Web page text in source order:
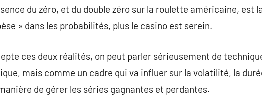
du zéro, et du double zéro sur la roulette américaine, est
» dans les probabilités, plus le casino est serein.
ces deux réalités, on peut parler sérieusement de
mais comme un cadre qui va influer sur la volatilité, la
de gérer les séries gagnantes et perdantes.